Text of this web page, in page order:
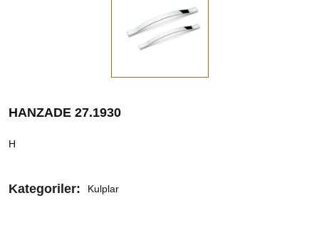
HANZADE 27.1930
H
Kategoriler: Kulplar